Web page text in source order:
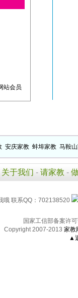
站会员
安庆家教 蚌埠家教 马鞍
关于我们 - 请家教 -
哦 联系QQ：702138520
国家工信部备案许可
Copyright 2007-2013 家教
▲